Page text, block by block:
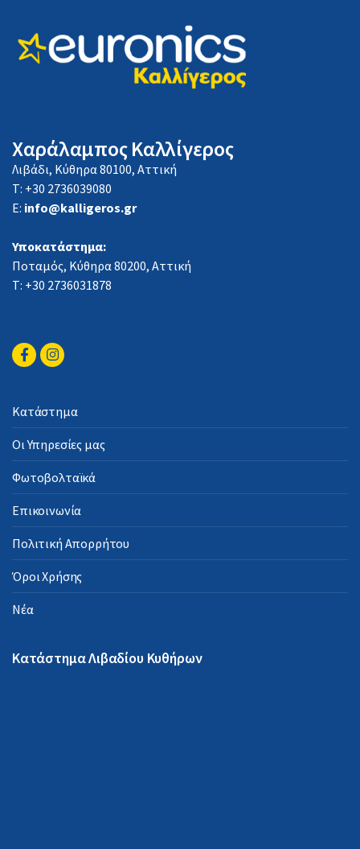
Χαράλαμπος Καλλίγερος
Λιβάδι, Κύθηρα 80100, Αττική
Τ: +30 2736039080
E: info@kalligeros.gr
Υποκατάστημα:
Ποταμός, Κύθηρα 80200, Αττική
Τ: +30 2736031878
Κατάστημα
Οι Υπηρεσίες μας
Φωτοβολταϊκά
Επικοινωνία
Πολιτική Απορρήτου
Όροι Χρήσης
Νέα
Κατάστημα Λιβαδίου Κυθήρων